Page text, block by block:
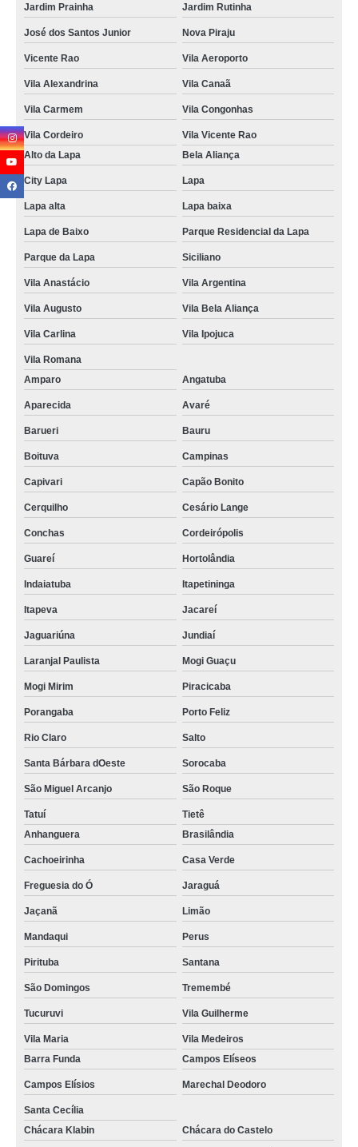
Jardim Prainha Jardim Rutinha
José dos Santos Junior Nova Piraju
Vicente Rao Vila Aeroporto
Vila Alexandrina Vila Canaã
Vila Carmem Vila Congonhas
Vila Cordeiro
Vila Vicente Rao
Alto da Lapa
Bela Aliança
City Lapa Lapa
Lapa alta Lapa baixa
Lapa de Baixo Parque Residencial da Lapa
Parque da Lapa Siciliano
Vila Anastácio Vila Argentina
Vila Augusto Vila Bela Aliança
Vila Carlina Vila Ipojuca
Vila Romana
Amparo
Angatuba
Aparecida Avaré
Barueri Bauru
Boituva Campinas
Capivari Capão Bonito
Cerquilho Cesário Lange
Conchas Cordeirópolis
Guareí Hortolândia
Indaiatuba Itapetininga
Itapeva Jacareí
Jaguariúna Jundiaí
Laranjal Paulista Mogi Guaçu
Mogi Mirim Piracicaba
Porangaba Porto Feliz
Rio Claro Salto
Santa Bárbara dOeste Sorocaba
São Miguel Arcanjo São Roque
Tatuí
Tietê
Anhanguera
Brasilândia
Cachoeirinha Casa Verde
Freguesia do Ó Jaraguá
Jaçanã Limão
Mandaqui Perus
Pirituba Santana
São Domingos Tremembé
Tucuruvi Vila Guilherme
Vila Maria
Vila Medeiros
Barra Funda
Campos Elíseos
Campos Elísios Marechal Deodoro
Santa Cecília
Chácara Klabin
Chácara do Castelo